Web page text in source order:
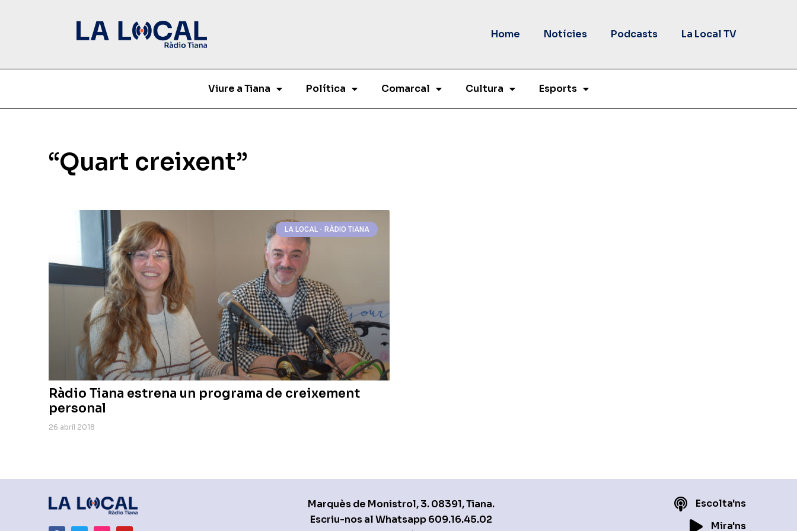
Home Notícies Podcasts La Local TV
Viure a Tiana Política Comarcal Cultura Esports
“Quart creixent”
LA LOCAL - RÀDIO TIANA
Ràdio Tiana estrena un programa de creixement
personal
26 abril 2018
Marquès de Monistrol, 3. 08391, Tiana.
Escriu-nos al Whatsapp609.16.45.02
Escolta'ns
Mira'ns